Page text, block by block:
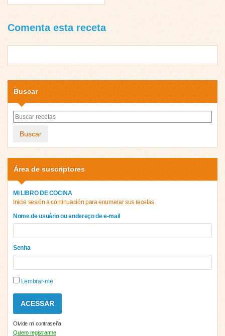
Comenta esta receta
Buscar
Buscar
Área de suscriptores
MI LIBRO DE COCINA
Inicie sesión a continuación para enumerar sus recetas
Nome de usuário ou endereço de e-mail
Senha
Lembrar-me
Olvide mi contraseña
Quiero registrarme